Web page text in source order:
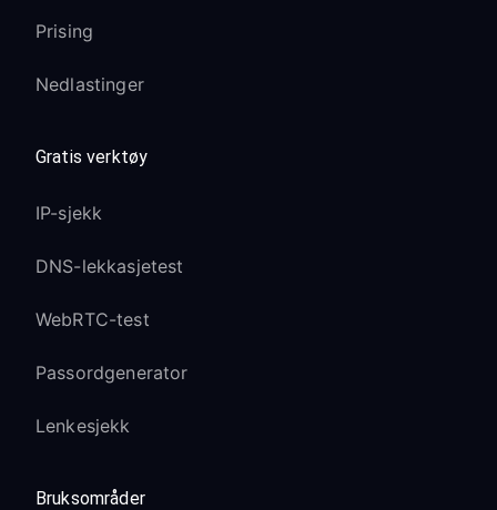
Prising
Nedlastinger
Gratis verktøy
IP-sjekk
DNS-lekkasjetest
WebRTC-test
Passordgenerator
Lenkesjekk
Bruksområder